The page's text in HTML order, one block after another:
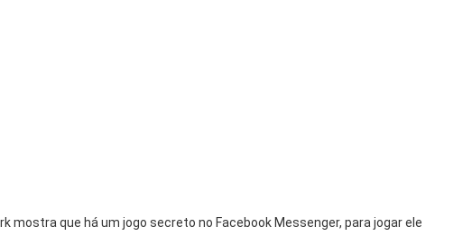
mostra que há um jogo secreto no Facebook Messenger, para jogar ele